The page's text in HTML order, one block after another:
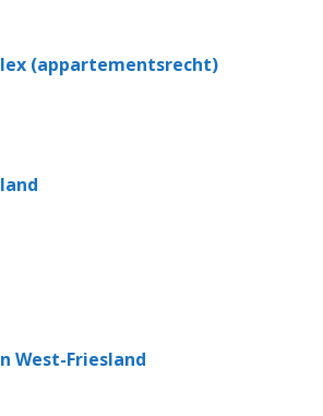
(appartementsrecht)
West-Friesland